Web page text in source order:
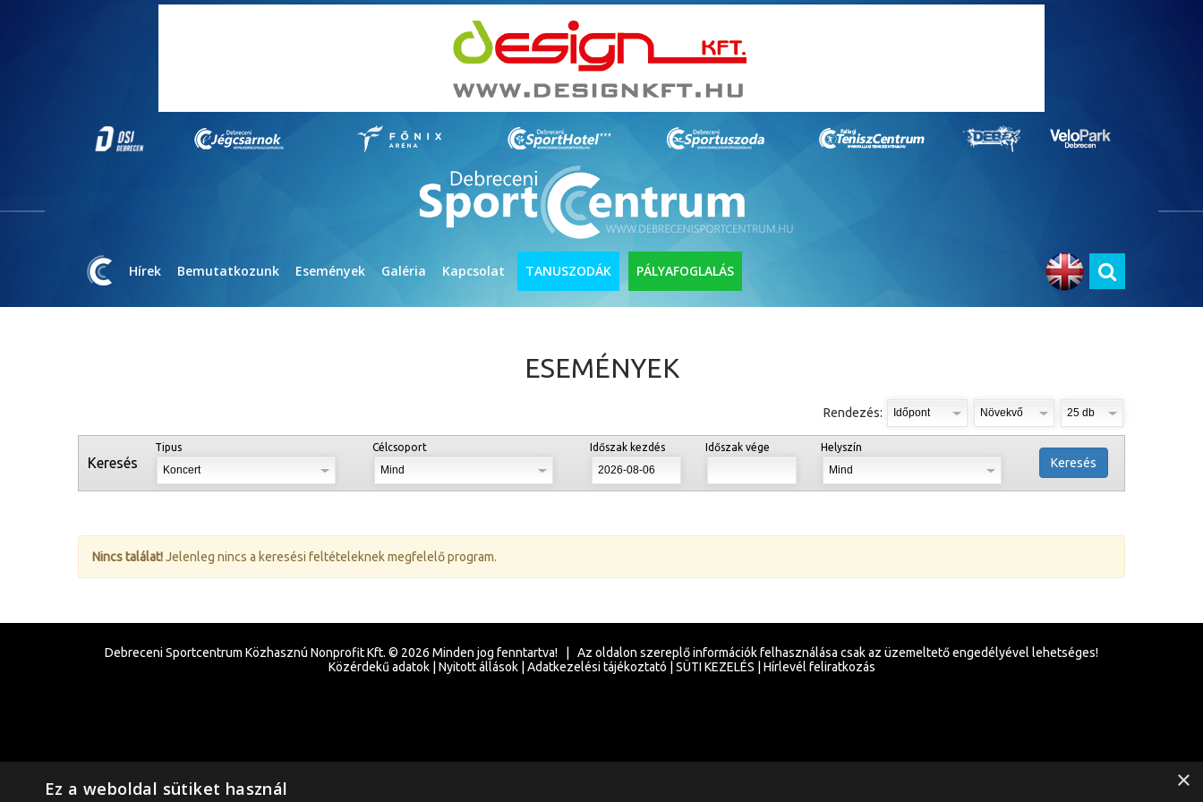
Hírek Bemutatkozunk Események Galéria Kapcsolat TANUSZODÁK PÁLYAFOGLALÁS
ESEMÉNYEK
Rendezés:
Keresés
Tipus Célcsoport Időszak kezdés Időszak vége Helyszín
Keresés
Nincs találat!Jelenleg nincs a keresési feltételeknek megfelelő program.
Debreceni Sportcentrum Közhasznú Nonprofit Kft. © 2026 Minden jog fenntartva! | Az oldalon szereplő információk felhasználása csak az üzemeltető engedélyével lehetséges!
Közérdekű adatok| Nyitott állások| Adatkezelési tájékoztató SÜTI KEZELÉS Hírlevél feliratkozás
×
Ez a weboldal sütiket használ